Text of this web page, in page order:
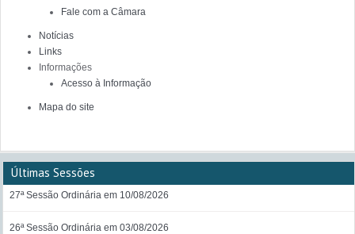
Fale com a Câmara
Notícias
Links
Informações
Acesso à Informação
Mapa do site
Últimas Sessões
27ª Sessão Ordinária em 10/08/2026
26ª Sessão Ordinária em 03/08/2026